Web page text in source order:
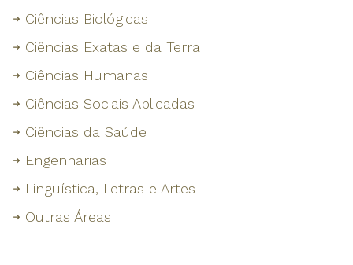
Ciências Biológicas
Ciências Exatas e da Terra
Ciências Humanas
Ciências Sociais Aplicadas
Ciências da Saúde
Engenharias
Linguística, Letras e Artes
Outras Áreas